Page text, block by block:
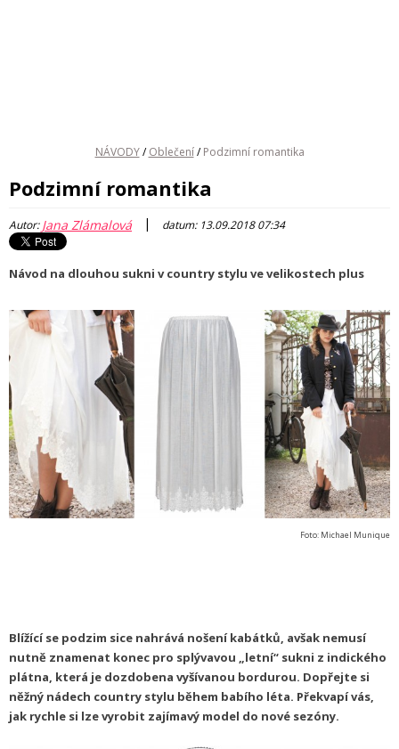
NÁVODY / Oblečení / Podzimní romantika
Podzimní romantika
Autor:Jana Zlámalová | datum: 13.09.2018 07:34
Návod na dlouhou sukni v country stylu ve velikostech plus
Foto: Michael Munique
Blížící se podzim sice nahrává nošení kabátků, avšak nemusí
nutně znamenat konec pro splývavou „letní“ sukni z indického
plátna, která je dozdobena vyšívanou bordurou. Dopřejte si
něžný nádech country stylu během babího léta. Překvapí vás,
jak rychle si lze vyrobit zajímavý model do nové sezóny.